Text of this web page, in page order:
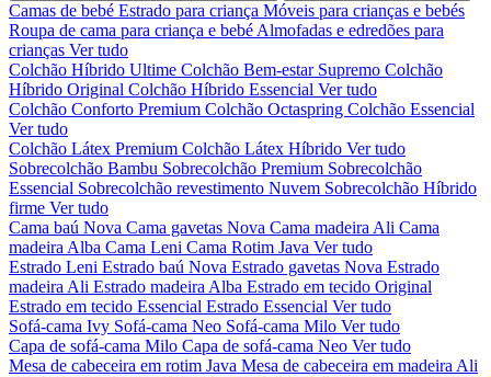
Camas de bebé Estrado para criança Móveis para crianças e bebés
Roupa de cama para criança e bebé Almofadas e edredões para
crianças Ver tudo
Colchão Híbrido Ultime Colchão Bem-estar Supremo Colchão
Híbrido Original Colchão Híbrido Essencial Ver tudo
Colchão Conforto Premium Colchão Octaspring Colchão Essencial
Ver tudo
Colchão Látex Premium Colchão Látex Híbrido Ver tudo
Sobrecolchão Bambu Sobrecolchão Premium Sobrecolchão
Essencial Sobrecolchão revestimento Nuvem Sobrecolchão Híbrido
firme Ver tudo
Cama baú Nova Cama gavetas Nova Cama madeira Ali Cama
madeira Alba Cama Leni Cama Rotim Java Ver tudo
Estrado Leni Estrado baú Nova Estrado gavetas Nova Estrado
madeira Ali Estrado madeira Alba Estrado em tecido Original
Estrado em tecido Essencial Estrado Essencial Ver tudo
Sofá-cama Ivy Sofá-cama Neo Sofá-cama Milo Ver tudo
Capa de sofá-cama Milo Capa de sofá-cama Neo Ver tudo
Mesa de cabeceira em rotim Java Mesa de cabeceira em madeira Ali